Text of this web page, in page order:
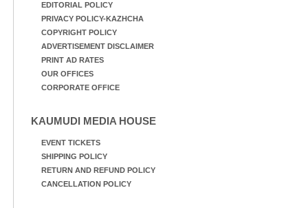
EDITORIAL POLICY
PRIVACY POLICY-KAZHCHA
COPYRIGHT POLICY
ADVERTISEMENT DISCLAIMER
PRINT AD RATES
OUR OFFICES
CORPORATE OFFICE
KAUMUDI MEDIA HOUSE
EVENT TICKETS
SHIPPING POLICY
RETURN AND REFUND POLICY
CANCELLATION POLICY